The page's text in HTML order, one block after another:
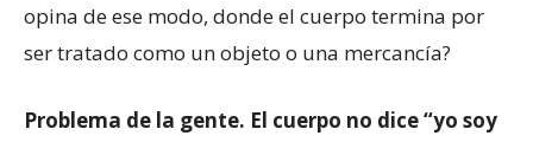
opina de ese modo, donde el cuerpo termina por
ser tratado como un objeto o una mercancía?
Problema de la gente. El cuerpo no dice “yo soy